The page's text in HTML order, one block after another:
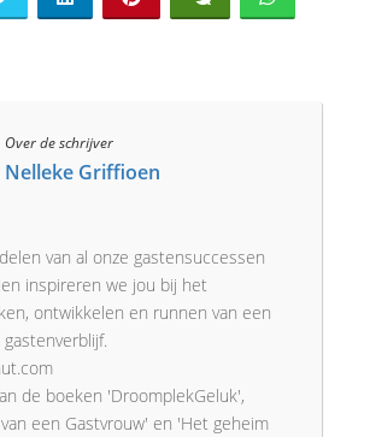
Over de schrijver
Nelleke Griffioen
van al onze gastensuccessen
inspireren we jou bij het
ontwikkelen en runnen van een
de boeken 'DroomplekGeluk',
een Gastvrouw' en 'Het geheim